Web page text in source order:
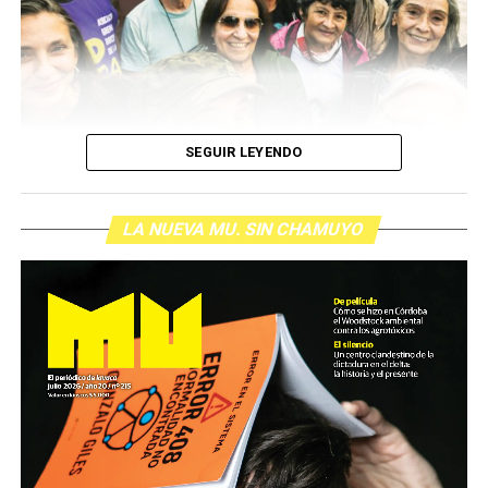
resisten otra avanzada sobre un territorio en disputa.
Por Francisco Pandolfi
Son personas que se organizan y se movilizan para
defender derechos de toda la
sociedad. Son quienes sufren palos, gases y
humillaciones por estar de pie. Quienes
SEGUIR LEYENDO
LA NUEVA MU. SIN CHAMUYO